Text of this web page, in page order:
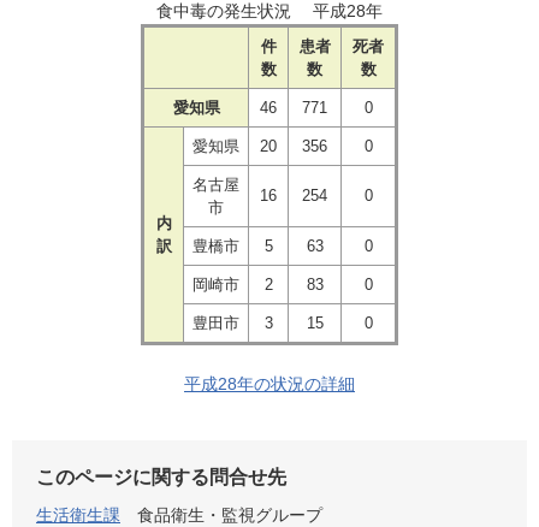
食中毒の発生状況 平成28年
件
数
患者
数
死者
数
愛知県 46 771 0
内
訳
愛知県 20 356 0
名古屋
市
16 254 0
豊橋市 5 63 0
岡崎市 2 83 0
豊田市 3 15 0
平成28年の状況の詳細
このページに関する問合せ先
生活衛生課
食品衛生・監視グループ